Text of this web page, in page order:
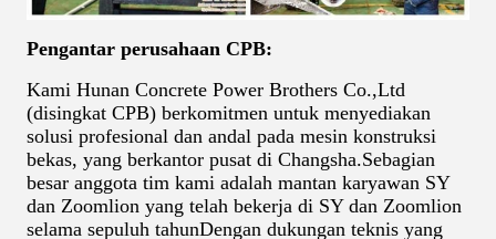
Pengantar perusahaan CPB:
Kami Hunan Concrete Power Brothers Co.,Ltd
(disingkat CPB) berkomitmen untuk menyediakan
solusi profesional dan andal pada mesin konstruksi
bekas, yang berkantor pusat di Changsha.Sebagian
besar anggota tim kami adalah mantan karyawan SY
dan Zoomlion yang telah bekerja di SY dan Zoomlion
selama sepuluh tahunDengan dukungan teknis yang